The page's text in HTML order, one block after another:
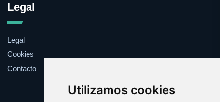
Utilizamos cookies
Legal
Legal
Cookies
Contacto